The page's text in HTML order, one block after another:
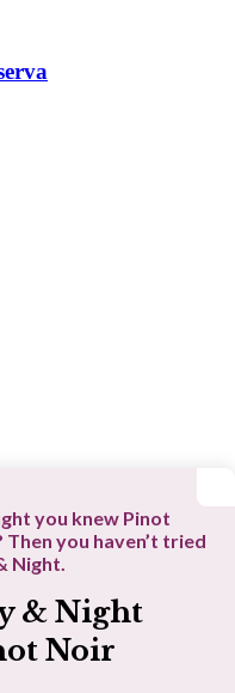
you knew Pinot
Then you haven’t tried
Night.
& Night
Noir